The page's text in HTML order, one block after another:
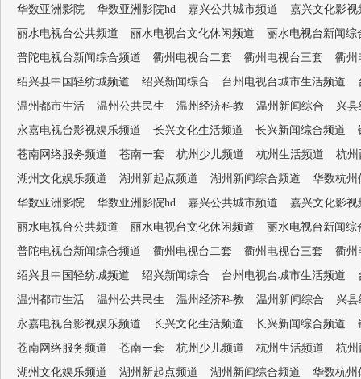
华数亚洲影院
华数亚洲影院hd 嘉兴公共城市频道
嘉兴文化影视
丽水电视台公共频道
丽水电视台文化休闲频道
丽水电视台新闻综
普陀电视台新闻综合频道
衢州电视台二套 衢州电视台三套
衢州
绍兴县中国轻纺城频道
绍兴新闻综合 台州电视台城市生活频道
温州都市生活
温州公共民生 温州经济科教 温州新闻综合
兴
永嘉电视台影视娱乐频道
长兴文化生活频道 长兴新闻综合频道
苍南网络服务频道
苍南一套 杭州少儿频道 杭州生活频道
杭州
湖州文化娱乐频道
湖州新起点频道 湖州新闻综合频道
华数杭州
华数亚洲影院
华数亚洲影院hd 嘉兴公共城市频道
嘉兴文化影视
丽水电视台公共频道
丽水电视台文化休闲频道
丽水电视台新闻综
普陀电视台新闻综合频道
衢州电视台二套 衢州电视台三套
衢州
绍兴县中国轻纺城频道
绍兴新闻综合 台州电视台城市生活频道
温州都市生活
温州公共民生 温州经济科教 温州新闻综合
兴
永嘉电视台影视娱乐频道
长兴文化生活频道 长兴新闻综合频道
苍南网络服务频道
苍南一套 杭州少儿频道 杭州生活频道
杭州
湖州文化娱乐频道
湖州新起点频道 湖州新闻综合频道
华数杭州